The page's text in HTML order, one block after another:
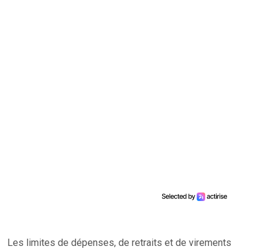
Les limites de dépenses, de retraits et de virements